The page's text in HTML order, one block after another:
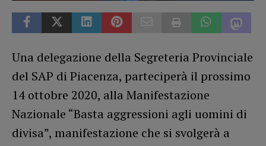
Una delegazione della Segreteria Provinciale
del SAP di Piacenza, parteciperà il prossimo
14 ottobre 2020, alla Manifestazione
Nazionale “Basta aggressioni agli uomini di
divisa”, manifestazione che si svolgerà a